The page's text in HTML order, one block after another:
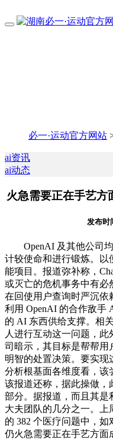
必一·运动官方网站
ai资讯
ai动态
火急需要正在手艺
发布时
OpenAI 及其他公司均
计较使命和进行锻炼。以
能项目。报道弥补称，
或灭亡的危机事务中有必
在回使用户查询时严沉依
利用 OpenAI 的合作敌手
的 AI 东西供给支撑。相
人进行互动这一问题，
司暗示，其目标是帮帮用
明智的处置决策。要实现
分析根基面各维度看，该
该报道还称，据此操做，
部分。据报道，而且其是
大夫团队的几分之一。上
的 382 个医疗问题中，
仍火急需要正在手艺方面